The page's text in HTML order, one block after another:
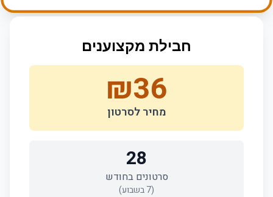
חבילת מקצוענים
₪36
מחיר לסרטון
28
סרטונים בחודש
(
7בשבוע)